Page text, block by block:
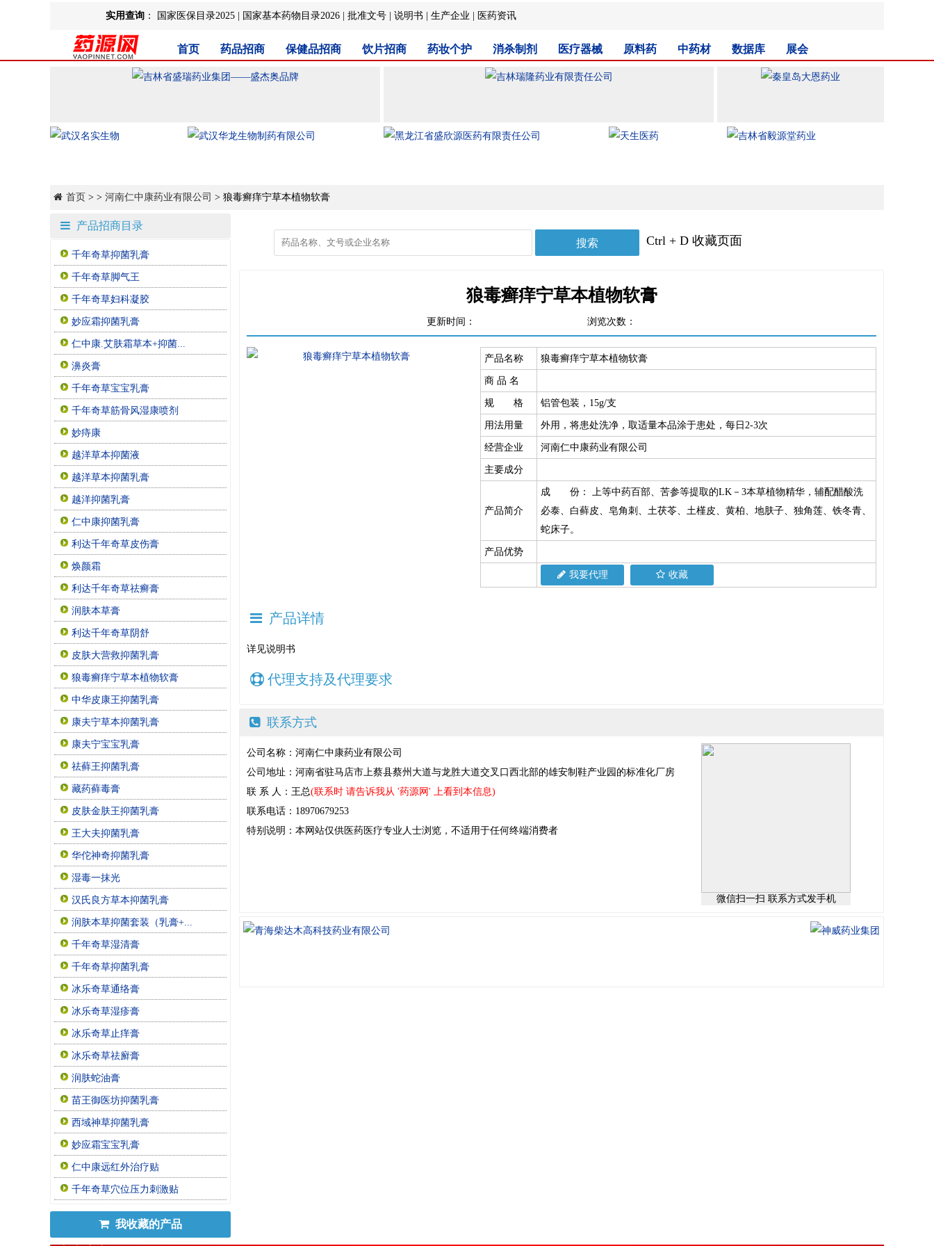
实用查询 ： 国家医保目录2025 国家基本药物目录2026 批准文号 说明书 生产企业 医药资讯
首页 药品招商 保健品招商 饮片招商 药妆个护 消杀制剂 医疗器械 原料药 中药材 数据库 展会
首页 > > 河南仁中康药业有限公司 > 狼毒癣痒宁草本植物软膏
产品招商目录
千年奇草抑菌乳膏
千年奇草脚气王
千年奇草妇科凝胶
妙应霜抑菌乳膏
仁中康.艾肤霜草本+抑菌...
濞炎膏
千年奇草宝宝乳膏
千年奇草筋骨风湿康喷剂
妙痔康
越洋草本抑菌液
越洋草本抑菌乳膏
越洋抑菌乳膏
仁中康抑菌乳膏
利达千年奇草皮伤膏
焕颜霜
利达千年奇草祛癣膏
润肤本草膏
利达千年奇草阴舒
皮肤大营救抑菌乳膏
狼毒癣痒宁草本植物软膏
中华皮康王抑菌乳膏
康夫宁草本抑菌乳膏
康夫宁宝宝乳膏
祛藓王抑菌乳膏
藏药藓毒膏
皮肤金肤王抑菌乳膏
王大夫抑菌乳膏
华佗神奇抑菌乳膏
湿毒一抹光
汉氏良方草本抑菌乳膏
润肤本草抑菌套装（乳膏+...
千年奇草湿清膏
千年奇草抑菌乳膏
冰乐奇草通络膏
冰乐奇草湿疹膏
冰乐奇草止痒膏
冰乐奇草祛廯膏
润肤蛇油膏
苗王御医坊抑菌乳膏
西域神草抑菌乳膏
妙应霜宝宝乳膏
仁中康远红外治疗贴
千年奇草穴位压力刺激贴
我收藏的产品
Ctrl + D 收藏页面
狼毒癣痒宁草本植物软膏
更新时间： 浏览次数：
产品名称 狼毒癣痒宁草本植物软膏
商 品 名
规 格 铝管包装，15g/支
用法用量 外用，将患处洗净，取适量本品涂于患处，每日2-3次
经营企业 河南仁中康药业有限公司
主要成分
产品简介
成 份： 上等中药百部、苦参等提取的LK－3本草植物精华，辅配醋酸洗
必泰、白藓皮、皂角刺、土茯苓、土槿皮、黄柏、地肤子、独角莲、铁冬青、
蛇床子。
产品优势
我要代理 收藏
产品详情
详见说明书
代理支持及代理要求
联系方式
公司名称：河南仁中康药业有限公司
公司地址：河南省驻马店市上蔡县蔡州大道与龙胜大道交叉口西北部的雄安制鞋产业园的标准化厂房
联 系 人：王总(联系时 请告诉我从 '药源网' 上看到本信息)
联系电话：18970679253
特别说明：本网站仅供医药医疗专业人士浏览，不适用于任何终端消费者
微信扫一扫 联系方式发手机